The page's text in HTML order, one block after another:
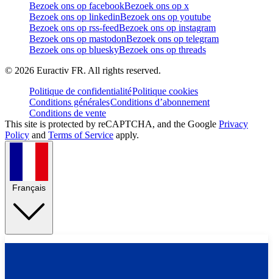
Bezoek ons op facebookBezoek ons op x
Bezoek ons op linkedinBezoek ons op youtube
Bezoek ons op rss-feedBezoek ons op instagram
Bezoek ons op mastodonBezoek ons op telegram
Bezoek ons op blueskyBezoek ons op threads
© 2026 Euractiv FR. All rights reserved.
Politique de confidentialitéPolitique cookies
Conditions généralesConditions d’abonnement
Conditions de vente
This site is protected by reCAPTCHA, and the Google Privacy
Policy and Terms of Service apply.
Français